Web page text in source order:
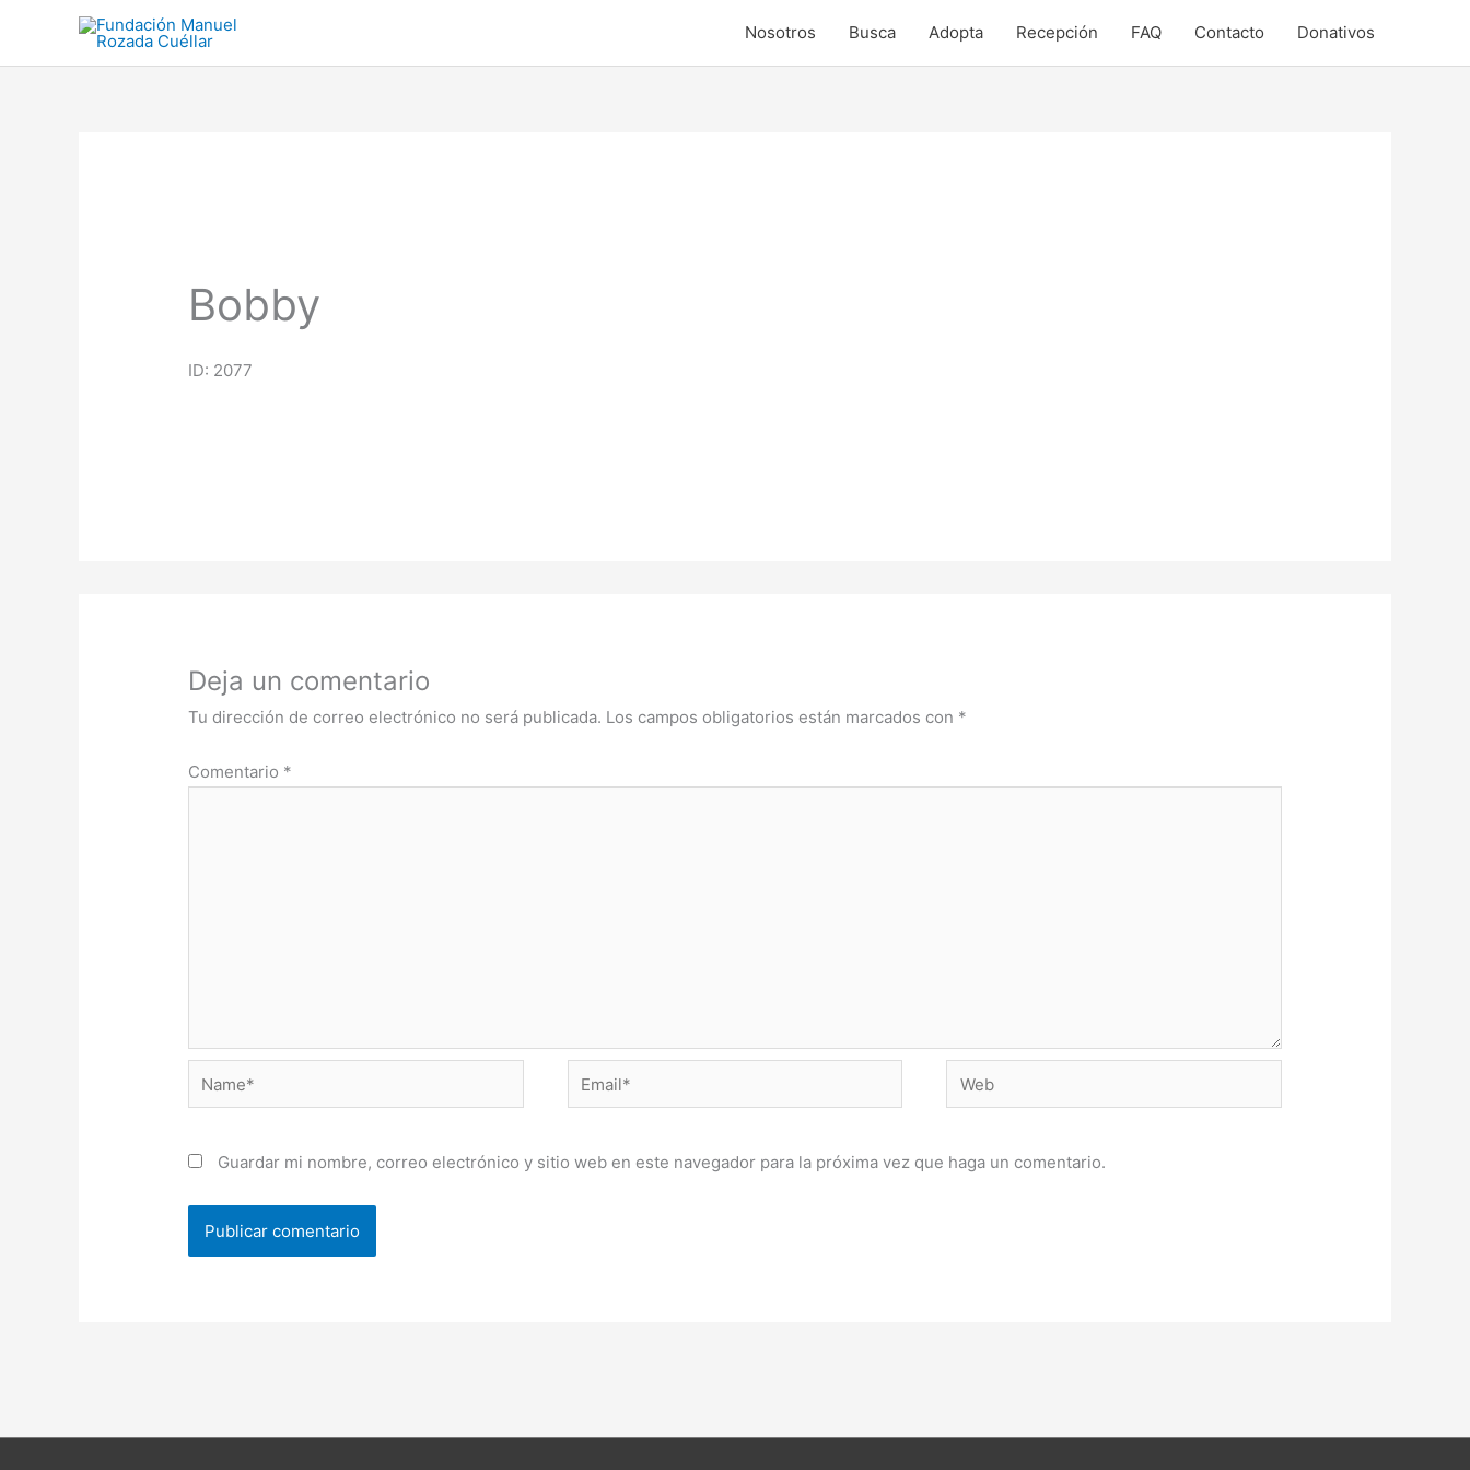
contenido
Nosotros Busca Adopta Recepción FAQ Contacto Donativos
Bobby
ID: 2077
Deja un comentario
Tu dirección de correo electrónico no será publicada. Los campos obligatorios están marcados con *
Comentario *
Name* Email* Web
Guardar mi nombre, correo electrónico y sitio web en este navegador para la próxima vez que haga un comentario.